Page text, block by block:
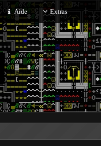
Aide Extras